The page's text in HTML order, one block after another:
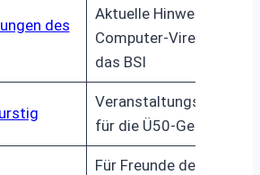
des
Aktuelle Hinweise auf
Computer-Viren durch
das BSI
Veranstaltungsportal
für die Ü50-Generation
Für Freunde der